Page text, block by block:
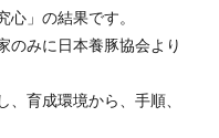
心」の結果です。
のみに日本養豚協会より
、育成環境から、手順、